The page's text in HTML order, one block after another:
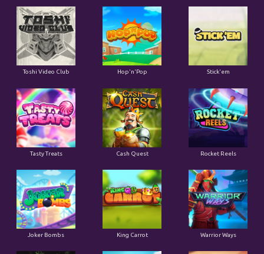
Toshi Video Club Hop'n'Pop Stick'em
Tasty Treats Cash Quest Rocket Reels
Joker Bombs King Carrot Warrior Ways